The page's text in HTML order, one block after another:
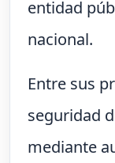
entidad
nacional.
Entre sus
seguridad
mediante